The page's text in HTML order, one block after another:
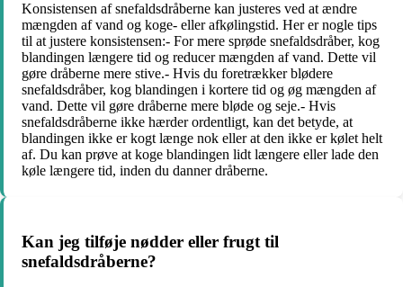
Konsistensen af ​​snefaldsdråberne kan justeres ved at ændre
mængden af ​​vand og koge- eller afkølingstid. Her er nogle tips
til at justere konsistensen:- For mere sprøde snefaldsdråber, kog
blandingen længere tid og reducer mængden af ​​vand. Dette vil
gøre dråberne mere stive.- Hvis du foretrækker blødere
snefaldsdråber, kog blandingen i kortere tid og øg mængden af ​​
vand. Dette vil gøre dråberne mere bløde og seje.- Hvis
snefaldsdråberne ikke hærder ordentligt, kan det betyde, at
blandingen ikke er kogt længe nok eller at den ikke er kølet helt
af. Du kan prøve at koge blandingen lidt længere eller lade den
køle længere tid, inden du danner dråberne.
Kan jeg tilføje nødder eller frugt til
snefaldsdråberne?